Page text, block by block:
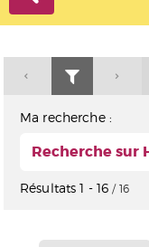
Ma recherche :
Recherche sur
Résultats1 - 16 / 16